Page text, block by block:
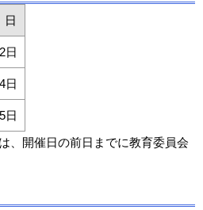
日
日
日
日
、開催日の前日までに教育委員会